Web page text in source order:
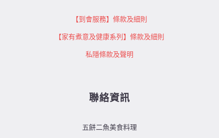
【到會服務】條款及細則
【家有煮意及健康系列】條款及細則
私隱條款及聲明
聯絡資訊
五餅二魚美食料理